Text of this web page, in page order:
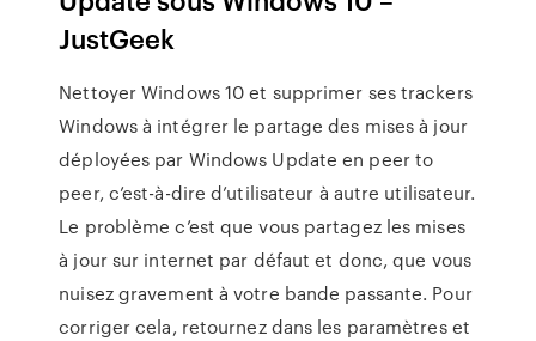
JustGeek
Nettoyer Windows 10 et supprimer ses trackers
Windows à intégrer le partage des mises à jour
déployées par Windows Update en peer to
peer, c’est-à-dire d’utilisateur à autre utilisateur.
Le problème c’est que vous partagez les mises
à jour sur internet par défaut et donc, que vous
nuisez gravement à votre bande passante. Pour
corriger cela, retournez dans les paramètres et